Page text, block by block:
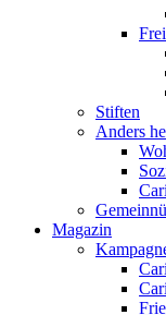
Stiften
Anders
Magazin